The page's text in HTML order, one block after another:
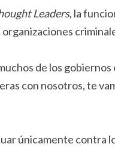
Leaders, la
de los
con nosotros, te
únicamente